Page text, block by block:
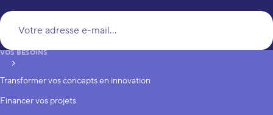
S’inscrire
VOS BESOINS
Transformer vos concepts en innovation
Financer vos projets